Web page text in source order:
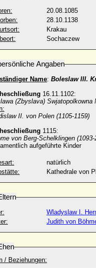
20.08.1085
28.10.1138
Krakau
Sochaczew
Angaben
Name: Boleslaw III.
16.11.1102:
(Zbyslava) Swjatopolkowna
II. von Polen (1105-1159)
1115:
von Berg-Schelklingen
aufgeführte Kinder
natürlich
Kathedrale von
Wladyslaw I.
Judith von
/ Beziehungen: